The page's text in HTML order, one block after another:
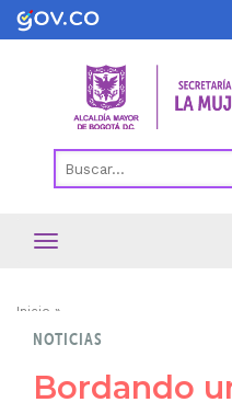
Pasar
al
Ruta
de
navegación
Inicio
NOTICIAS
Bordando